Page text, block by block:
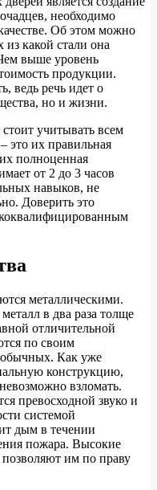
необходимо
Об этом можно
какой стали она
выше уровень
продукции.
ведь речь идет о
но и жизни.
учитывать всем
это их правильная
полноценная
от 2 до 3 часов
навыков, не
Доверить это
металлическими.
в два раза толще
отличительной
по своим
Как уже
конструкцию,
взломать.
превосходной звуко и
системой
дым в течении
пожара. Высокие
им по праву